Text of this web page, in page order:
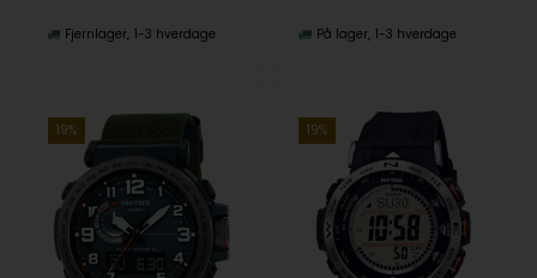
Fjernlager 1-3 hverdage På lager 1-3 hverdage
19% 19%